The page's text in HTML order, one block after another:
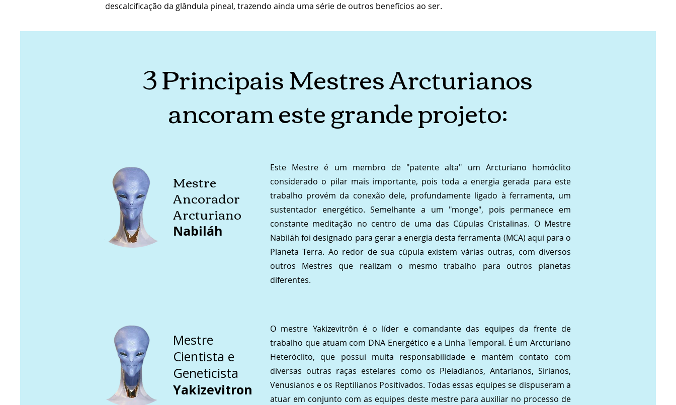
descalcificação da glândula pineal, trazendo ainda uma série de outros benefícios ao ser.
3 Principais Mestres Arcturianos
ancoram este grande projeto:
Mestre
Ancorador
Arcturiano
Nabiláh
Este Mestre é um membro de "patente alta" um Arcturiano homóclito
considerado o pilar mais importante, pois toda a energia gerada para este
trabalho provém da conexão dele, profundamente ligado à ferramenta, um
sustentador energético. Semelhante a um "monge", pois permanece em
constante meditação no centro de uma das Cúpulas Cristalinas. O Mestre
Nabiláh foi designado para gerar a energia desta ferramenta (MCA) aqui para o
Planeta Terra. Ao redor de sua cúpula existem várias outras, com diversos
outros Mestres que realizam o mesmo trabalho para outros planetas
diferentes.
Mestre
Cientista e
Geneticista
Yakizevitron
O mestre Yakizevitrôn é o líder e comandante das equipes da frente de
trabalho que atuam com DNA Energético e a Linha Temporal. É um Arcturiano
Heteróclito, que possui muita responsabilidade e mantém contato com
diversas outras raças estelares como os Pleiadianos, Antarianos, Sirianos,
Venusianos e os Reptilianos Positivados. Todas essas equipes se dispuseram a
atuar em conjunto com as equipes deste mestre para auxiliar no processo de